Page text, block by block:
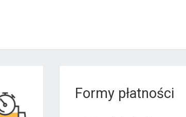
Formy płatności